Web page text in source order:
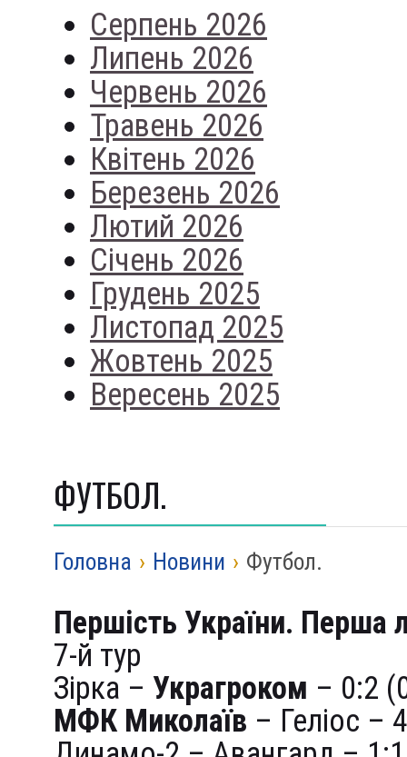
Серпень 2026
Липень 2026
Червень 2026
Травень 2026
Квітень 2026
Березень 2026
Лютий 2026
Січень 2026
Грудень 2025
Листопад 2025
Жовтень 2025
Вересень 2025
ФУТБОЛ.
Головна › Новини › Футбол.
Першість України. Перша
7-й тур
Зірка – Украгроком – 0:2
МФК Миколаїв – Геліос –